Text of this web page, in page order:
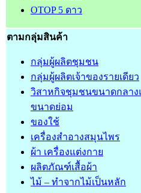
OTOP 5 ดาว
ตามกลุ่มสินค้า
กลุ่มผู้ผลิตชุมชน
กลุ่มผู้ผลิตเจ้าของรายเดียว
วิสาหกิจชุมชนขนาดกลาง
ขนาดย่อม
ของใช้
เครื่องสำอางสมุนไพร
ผ้า เครื่องแต่งกาย
ผลิตภัณฑ์เสื้อผ้า
ไม้ – ทำจากไม้เป็นหลัก